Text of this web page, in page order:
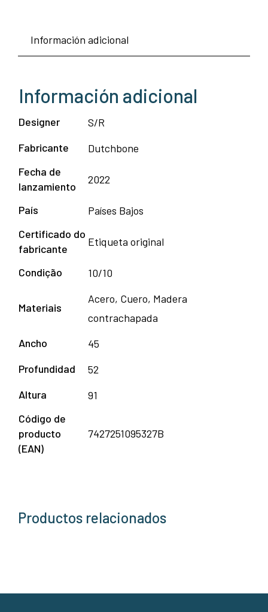
Información adicional
Información adicional
Designer
S/R
Fabricante
Dutchbone
Fecha de
lanzamiento
2022
País
Países Bajos
Certificado do
fabricante
Etiqueta original
Condição 10/10
Materiais
Acero, Cuero, Madera
contrachapada
Ancho
45
Profundidad
52
Altura
91
Código de
producto
(EAN)
7427251095327B
Productos relacionados